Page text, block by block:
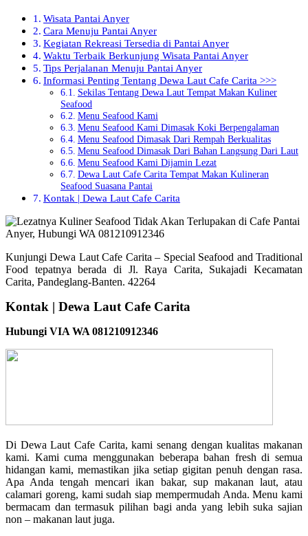
Wisata Pantai Anyer
Cara Menuju Pantai Anyer
Kegiatan Rekreasi Tersedia di Pantai Anyer
Waktu Terbaik Berkunjung Wisata Pantai Anyer
Tips Perjalanan Menuju Pantai Anyer
Informasi Penting Tentang Dewa Laut Cafe Carita >>>
Sekilas Tentang Dewa Laut Tempat Makan Kuliner
Seafood
Menu Seafood Kami
Menu Seafood Kami Dimasak Koki Berpengalaman
Menu Seafood Dimasak Dari Rempah Berkualitas
Menu Seafood Dimasak Dari Bahan Langsung Dari Laut
Menu Seafood Kami Dijamin Lezat
Dewa Laut Cafe Carita Tempat Makan Kulineran
Seafood Suasana Pantai
Kontak | Dewa Laut Cafe Carita
Kunjungi Dewa Laut Cafe Carita – Special Seafood and Traditional
Food tepatnya berada di Jl. Raya Carita, Sukajadi Kecamatan
Carita, Pandeglang-Banten. 42264
Kontak | Dewa Laut Cafe Carita
Hubungi VIA WA 081210912346
Di Dewa Laut Cafe Carita, kami senang dengan kualitas makanan
kami. Kami cuma menggunakan beberapa bahan fresh di semua
hidangan kami, memastikan jika setiap gigitan penuh dengan rasa.
Apa Anda tengah mencari ikan bakar, sup makanan laut, atau
calamari goreng, kami sudah siap mempermudah Anda. Menu kami
bermacam dan termasuk pilihan bagi anda yang lebih suka sajian
non – makanan laut juga.